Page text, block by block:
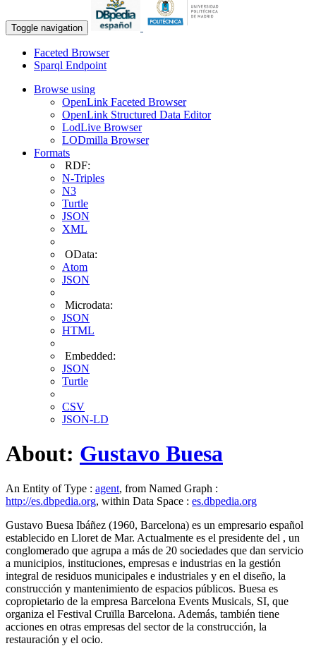
Toggle navigation
Faceted Browser
Sparql Endpoint
Browse using
OpenLink Faceted Browser
OpenLink Structured Data Editor
LodLive Browser
LODmilla Browser
Formats
RDF:
N-Triples
N3
Turtle
JSON
XML
OData:
Atom
JSON
Microdata:
JSON
HTML
Embedded:
JSON
Turtle
CSV
JSON-LD
About: Gustavo Buesa
An Entity of Type : agent, from Named Graph :
http://es.dbpedia.org, within Data Space : es.dbpedia.org
Gustavo Buesa Ibáñez (1960, Barcelona) es un empresario español
establecido en Lloret de Mar. Actualmente es el presidente del , un
conglomerado que agrupa a más de 20 sociedades que dan servicio
a municipios, instituciones, empresas e industrias en la gestión
integral de residuos municipales e industriales y en el diseño, la
construcción y mantenimiento de espacios públicos​. Buesa es
copropietario de la empresa Barcelona Events Musicals, SI, que
organiza el Festival Cruïlla Barcelona​. Además, también tiene
acciones en otras empresas del sector de la construcción, la
restauración y el ocio​.